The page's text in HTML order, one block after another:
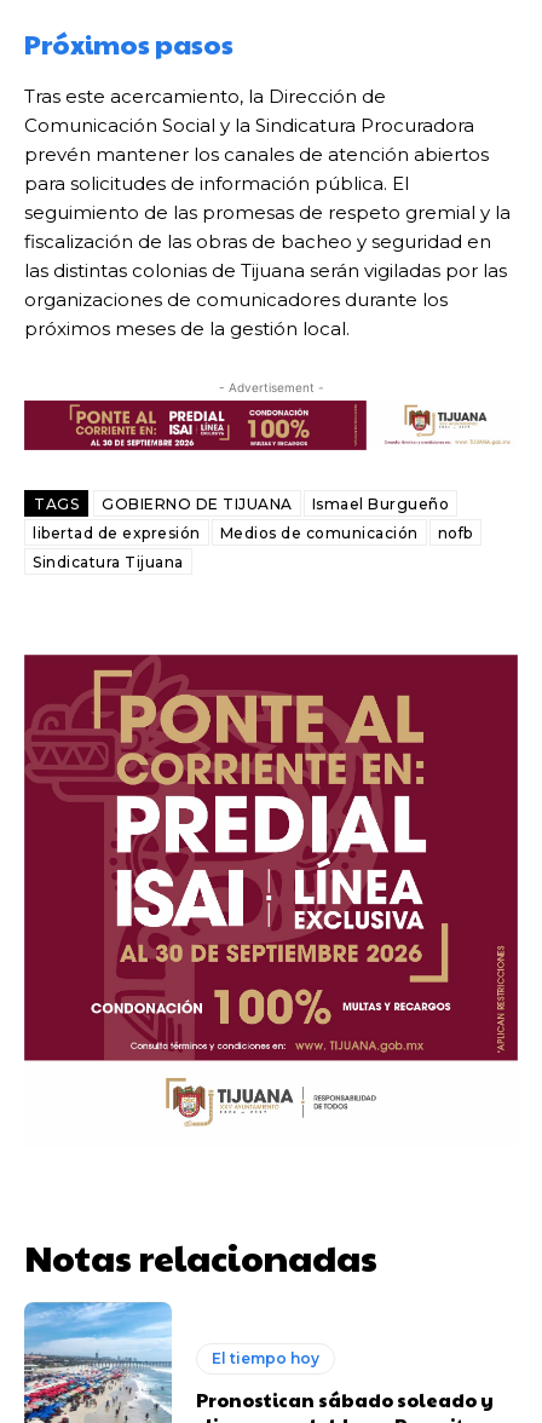
Próximos pasos
Tras este acercamiento, la Dirección de
Comunicación Social y la Sindicatura Procuradora
prevén mantener los canales de atención abiertos
para solicitudes de información pública. El
seguimiento de las promesas de respeto gremial y la
fiscalización de las obras de bacheo y seguridad en
las distintas colonias de Tijuana serán vigiladas por las
organizaciones de comunicadores durante los
próximos meses de la gestión local.
- Advertisement -
TAGS GOBIERNO DE TIJUANA
Ismael Burgueño
libertad de expresión
Medios de comunicación
nofb
Sindicatura Tijuana
Notas relacionadas
El tiempo hoy
Pronostican sábado soleado y